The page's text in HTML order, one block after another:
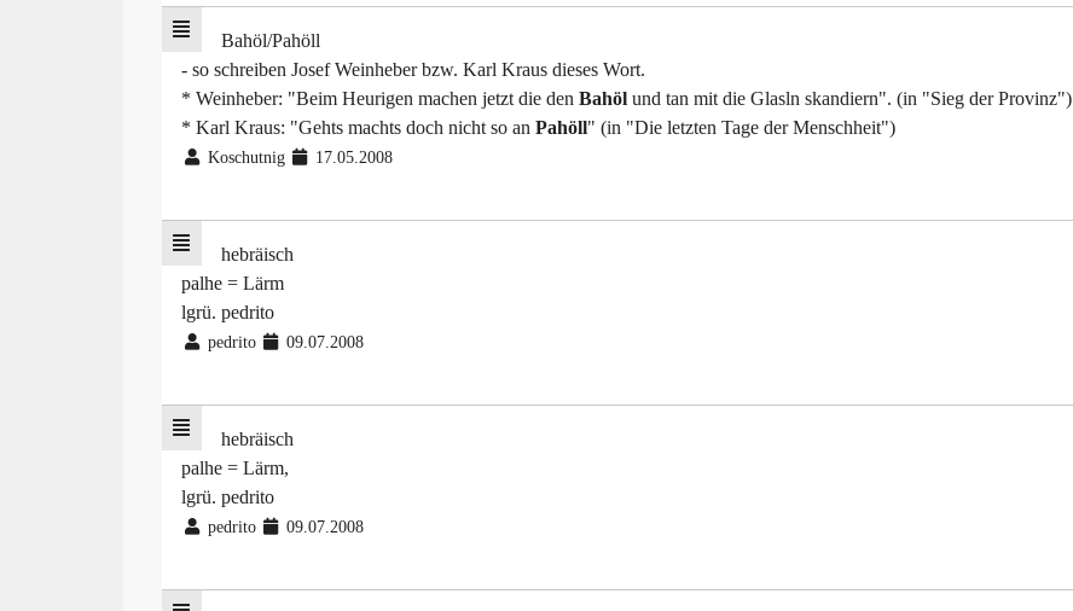
Bahöl/Pahöll
- so schreiben Josef Weinheber bzw. Karl Kraus dieses Wort.
* Weinheber: "Beim Heurigen machen jetzt die den Bahöl und tan mit die Glasln skandiern". (in "Sieg der Provinz")
* Karl Kraus: "Gehts machts doch nicht so an Pahöll" (in "Die letzten Tage der Menschheit")
Koschutnig 17.05.2008
hebräisch
palhe = Lärm
lgrü. pedrito
pedrito 09.07.2008
hebräisch
palhe = Lärm,
lgrü. pedrito
pedrito 09.07.2008